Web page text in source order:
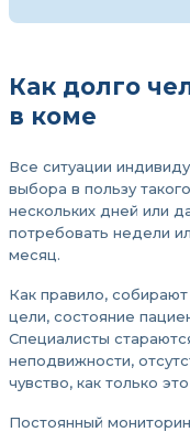
Как долго
в коме
Все ситуации
выбора в пользу
нескольких дней или
потребовать недели
месяц.
Как правило,
цели, состояние
Специалисты
неподвижности,
чувство, как только
Постоянный